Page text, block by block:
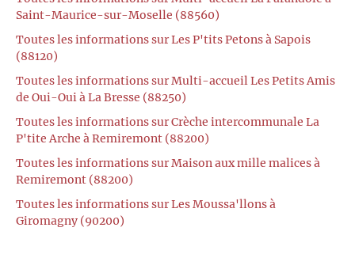
Saint-Maurice-sur-Moselle (88560)
Toutes les informations sur Les P'tits Petons à Sapois
(88120)
Toutes les informations sur Multi-accueil Les Petits Amis
de Oui-Oui à La Bresse (88250)
Toutes les informations sur Crèche intercommunale La
P'tite Arche à Remiremont (88200)
Toutes les informations sur Maison aux mille malices à
Remiremont (88200)
Toutes les informations sur Les Moussa'llons à
Giromagny (90200)